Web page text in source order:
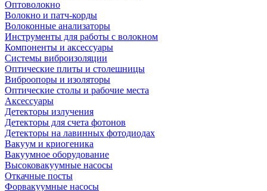
Оптоволокно
Волокно и патч-корды
Волоконные анализаторы
Инструменты для работы с волокном
Компоненты и аксессуары
Системы виброизоляции
Оптические плиты и столешницы
Виброопоры и изоляторы
Оптические столы и рабочие места
Аксессуары
Детекторы излучения
Детекторы для счета фотонов
Детекторы на лавинных фотодиодах
Вакуум и криогеника
Вакуумное оборудование
Высоковакуумные насосы
Откачные посты
Форвакуумные насосы